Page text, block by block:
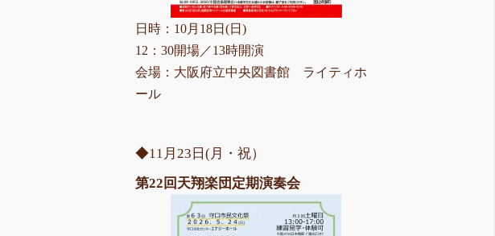
日時：10月18日(日)
12：30開場／13時開演
会場：大阪府立中央図書館 ライティホ
ール
◆11月23日(月・祝）
第22回天翔楽団定期演奏会